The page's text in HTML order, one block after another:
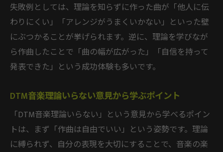
失敗例としては、理論を知らずに作った曲が「他人に伝
わりにくい」「アレンジがうまくいかない」といった壁
にぶつかることが挙げられます。逆に、理論を学びなが
ら作曲したことで「曲の幅が広がった」「自信を持って
発表できた」という成功体験も多いです。
DTM音楽理論いらない意見から学ぶポイント
「DTM音楽理論いらない」という意見から学べるポイン
トは、まず「作曲は自由でいい」という姿勢です。理論
に縛られず、自分の表現を大切にすることで、音楽の楽